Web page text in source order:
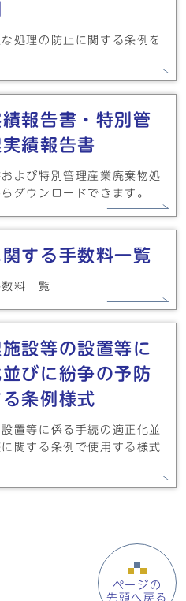
処理の防止に関する条例を
報告書・特別管
績報告書
よび特別管理産業廃棄物処
ダウンロードできます。
する手数料一覧
料一覧
設等の設置等に
びに紛争の予防
条例様式
置等に係る手続の適正化並
関する条例で使用する様式
ページの
先頭へ戻る